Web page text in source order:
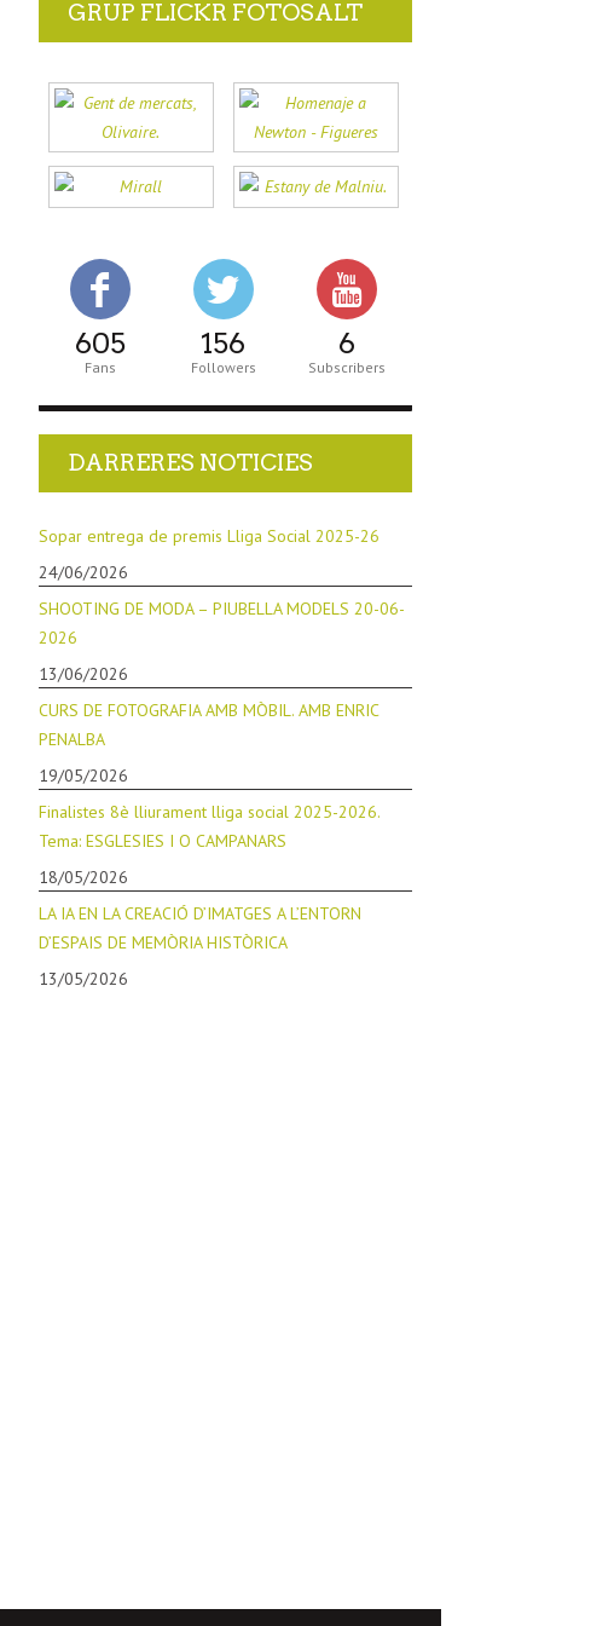
GRUP FLICKR FOTOSALT
605
Fans
156
Followers
6
Subscribers
DARRERES NOTICIES
Sopar entrega de premis Lliga Social 2025-26
24/06/2026
SHOOTING DE MODA – PIUBELLA MODELS 20-06-
2026
13/06/2026
CURS DE FOTOGRAFIA AMB MÒBIL. AMB ENRIC
PENALBA
19/05/2026
Finalistes 8è lliurament lliga social 2025-2026.
Tema: ESGLESIES I O CAMPANARS
18/05/2026
LA IA EN LA CREACIÓ D’IMATGES A L’ENTORN
D’ESPAIS DE MEMÒRIA HISTÒRICA
13/05/2026